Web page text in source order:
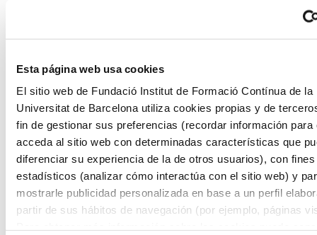
Esta página web usa cookies
El sitio web de Fundació Institut de Formació Contínua de la
Universitat de Barcelona utiliza cookies propias y de
fin de gestionar sus preferencias (recordar información para
acceda al sitio web con determinadas características que
diferenciar su experiencia de la de otros usuarios), con fines
estadísticos (analizar cómo interactúa con el sitio web) y
mostrarle publicidad personalizada en base a un perfil
partir de sus hábitos de navegación (por ejemplo, páginas
Gestión Inteligente y Sostenible de los Servicios
Urbanos: IA, Economía Circular y Gobernanza
3 Créditos ECTS
Matrícula abierta
Añadir a favoritos
Añadir a favoritos
Medicina y Odontología
Cirugía Artroscópica del Ligamento Cruzado
Anterior
Semipresencial